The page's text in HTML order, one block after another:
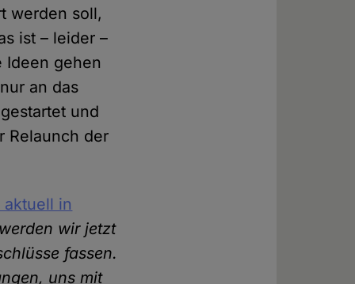
werden soll,
ist – leider –
Ideen gehen
an das
und
Relaunch der
aktuell in
wir jetzt
fassen.
uns mit